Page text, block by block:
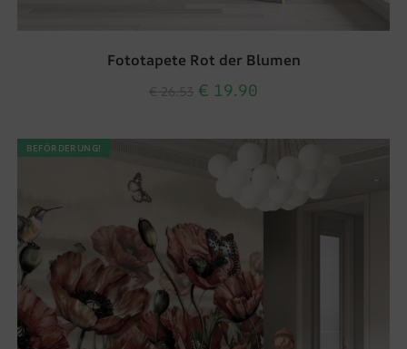
Fototapete Rot der Blumen
€ 19.90
BEFÖRDERUNG!